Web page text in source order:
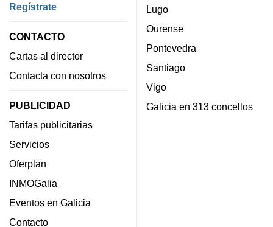
Regístrate
CONTACTO
Cartas al director
Contacta con nosotros
PUBLICIDAD
Tarifas publicitarias
Servicios
Oferplan
INMOGalia
Eventos en Galicia
Contacto
Lugo
Ourense
Pontevedra
Santiago
Vigo
Galicia en 313 concellos